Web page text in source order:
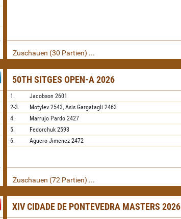
Zuschauen (30 Partien) ...
50TH SITGES OPEN-A 2026
1. Jacobson 2601
2-3.
Motylev 2543, Asis Gargatagli 2463
4.
Marrujo Pardo 2427
5.
Fedorchuk 2593
6.
Aguero Jimenez 2472
Zuschauen (72 Partien) ...
XIV CIDADE DE PONTEVEDRA MASTERS 2026